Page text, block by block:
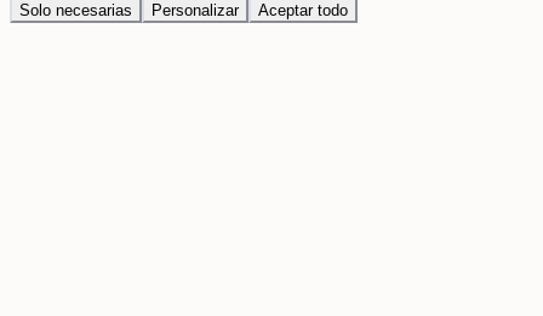
Solo necesarias Personalizar Aceptar todo